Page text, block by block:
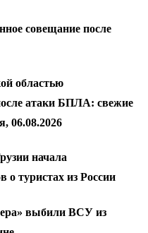
совещание после
областью
атаки БПЛА: свежие
06.08.2026
начала
о туристах из России
выбили ВСУ из